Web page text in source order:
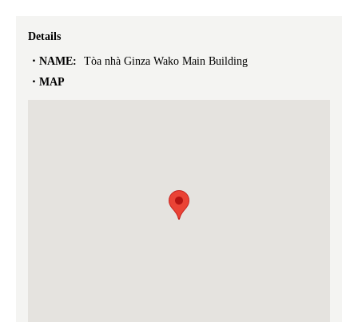
Details
NAME:
Tòa nhà Ginza Wako Main Building
MAP